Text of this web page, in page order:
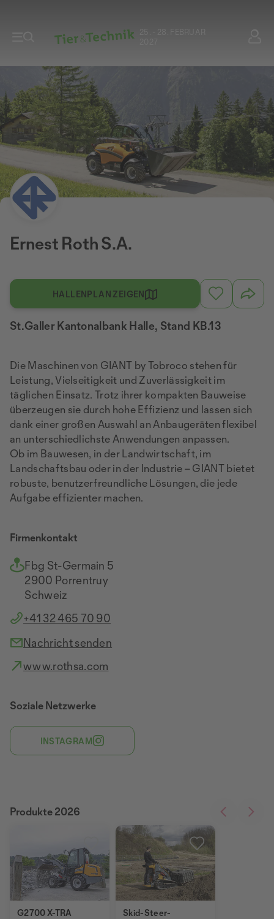
25. - 28. FEBRUAR
Ernest Roth S.A.
HALLENPLAN ZEIGEN
St.Galler Kantonalbank Halle, Stand KB.13
Die Maschinen von GIANT by Tobroco stehen für
Leistung, Vielseitigkeit und Zuverlässigkeit im
täglichen Einsatz. Trotz ihrer kompakten Bauweise
überzeugen sie durch hohe Effizienz und lassen sich
dank einer großen Auswahl an Anbaugeräten flexibel
an unterschiedlichste Anwendungen anpassen.
Ob im Bauwesen, in der Landwirtschaft, im
Landschaftsbau oder in der Industrie – GIANT bietet
robuste, benutzerfreundliche Lösungen, die jede
Aufgabe effizienter machen.
Firmenkontakt
Fbg St-Germain 5
2900 Porrentruy
Schweiz
+41 32 465 70 90
Nachricht senden
www.rothsa.com
Soziale Netzwerke
INSTAGRAM
G2700 X-TRA
Skid-Steer-
Produkte 2026